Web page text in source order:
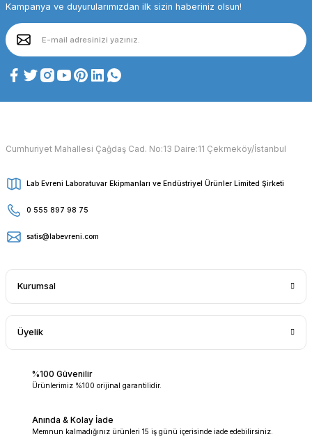
Kampanya ve duyurularımızdan ilk sizin haberiniz olsun!
Cumhuriyet Mahallesi Çağdaş Cad. No:13 Daire:11 Çekmeköy/İstanbul
Lab Evreni Laboratuvar Ekipmanları ve Endüstriyel Ürünler Limited Şirketi
0 555 897 98 75
satis@labevreni.com
Kurumsal
Üyelik
%100 Güvenilir
Ürünlerimiz %100 orijinal garantilidir.
Anında & Kolay İade
Memnun kalmadığınız ürünleri 15 iş günü içerisinde iade edebilirsiniz.